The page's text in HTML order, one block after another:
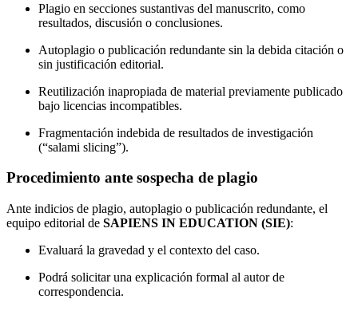
Plagio en secciones sustantivas del manuscrito, como
resultados, discusión o conclusiones.
Autoplagio o publicación redundante sin la debida citación o
sin justificación editorial.
Reutilización inapropiada de material previamente publicado
bajo licencias incompatibles.
Fragmentación indebida de resultados de investigación
(“salami slicing”).
Procedimiento ante sospecha de plagio
Ante indicios de plagio, autoplagio o publicación redundante, el
equipo editorial de SAPIENS IN EDUCATION (SIE):
Evaluará la gravedad y el contexto del caso.
Podrá solicitar una explicación formal al autor de
correspondencia.